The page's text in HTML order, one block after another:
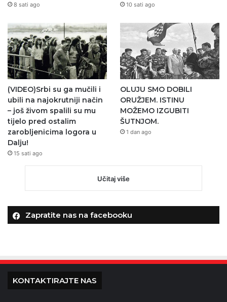
8 sati ago 10 sati ago
(VIDEO)Srbi su ga mučili i
ubili na najokrutniji način
– još živom spalili su mu
tijelo pred ostalim
zarobljenicima logora u
Dalju!
15 sati ago
OLUJU SMO DOBILI
ORUŽJEM. ISTINU
MOŽEMO IZGUBITI
ŠUTNJOM.
1 dan ago
Učitaj više
Zapratite nas na facebooku
KONTAKTIRAJTE NAS